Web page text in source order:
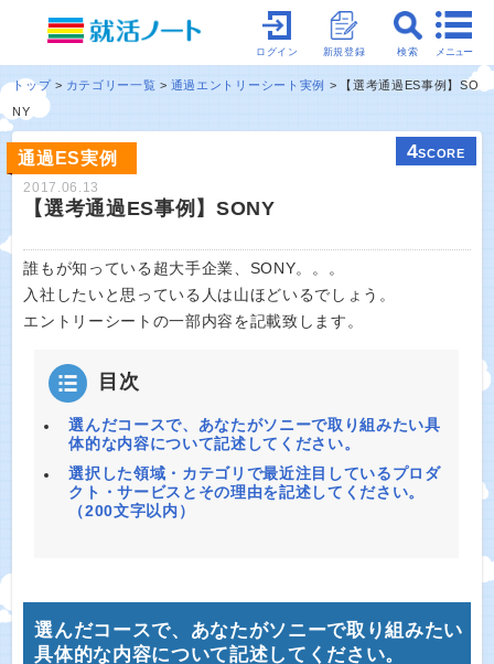
メニュー
検索
新規登録
ログイン
トップ カテゴリー一覧 通過エントリーシート実例
【選考通過ES事例】SO
NY
通過ES実例 4SCORE
2017.06.13
【選考通過ES事例】SONY
誰もが知っている超大手企業、SONY。。。
入社したいと思っている人は山ほどいるでしょう。
エントリーシートの一部内容を記載致します。
目次
選んだコースで、あなたがソニーで取り組みたい具
体的な内容について記述してください。
選択した領域・カテゴリで最近注目しているプロダ
クト・サービスとその理由を記述してください。
（200文字以内）
選んだコースで、あなたがソニーで取り組みたい
具体的な内容について記述してください。